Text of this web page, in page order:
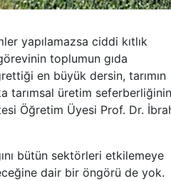
yapılamazsa ciddi kıtlık
toplumun gıda
en büyük dersin, tarımın
tarımsal üretim seferberliğinin
Öğretim Üyesi Prof. Dr.
bütün sektörleri etkilemeye
dair bir öngörü de yok.